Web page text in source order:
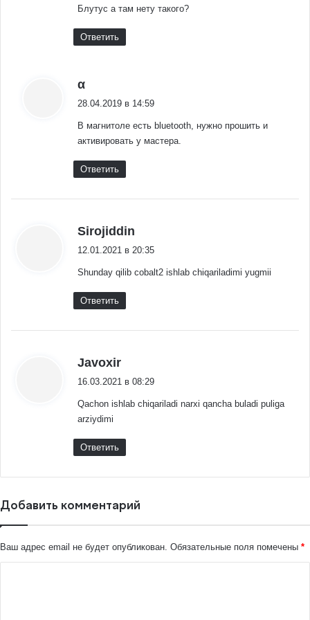
Блутус а там нету такого?
Ответить
α
28.04.2019 в 14:59
В магнитоле есть bluetooth, нужно прошить и
активировать у мастера.
Ответить
Sirojiddin
12.01.2021 в 20:35
Shunday qilib cobalt2 ishlab chiqariladimi yugmii
Ответить
Javoxir
16.03.2021 в 08:29
Qachon ishlab chiqariladi narxi qancha buladi puliga
arziydimi
Ответить
Добавить комментарий
Ваш адрес email не будет опубликован. Обязательные поля помечены *